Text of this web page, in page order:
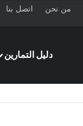
من نحن اتصل بنا
دليل التمارين